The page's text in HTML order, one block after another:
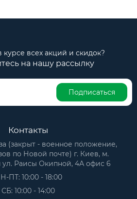
курсе всех акций и скидок?
на нашу рассылку
Подписаться
Контакты
(закрыт - военное положение,
по Новой почте) г. Киев, м.
Раисы Окипной, 4А офис 6
ПТ: 10:00 - 18:00
СБ: 10:00 - 14:00